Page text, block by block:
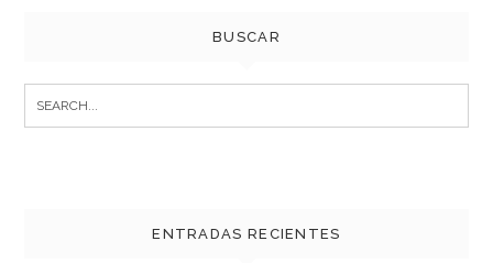
BUSCAR
for:
ENTRADAS RECIENTES